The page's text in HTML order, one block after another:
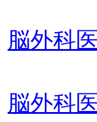
脳外科
脳外科